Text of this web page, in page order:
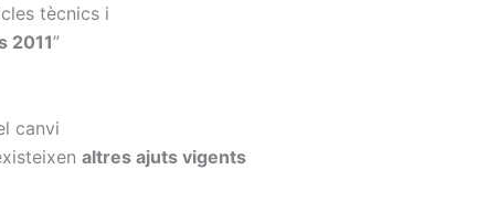
tècnics i
2011”
canvi
altres ajuts vigents